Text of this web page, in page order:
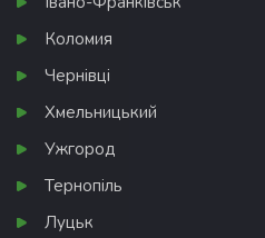
Коломия
Чернівці
Хмельницький
Ужгород
Тернопіль
Луцьк